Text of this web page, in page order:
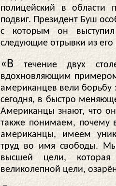
полицейский в области
подвиг. Президент Буш
с которым он
следующие отрывки из его
«В течение двух
вдохновляющим
американцев вели борьбу
сегодня, в быстро
Американцы знают, что
также понимаем, почему
американцы, имеем
труд во имя свободы.
высшей цели,
великолепной цели,